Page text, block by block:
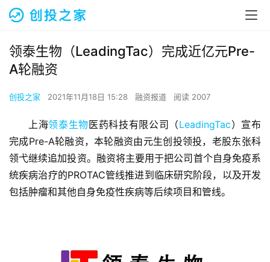
领泰生物（LeadingTac）完成近亿元Pre-
A轮融资
创投之家 2021年11月18日 15:28 融资报道 阅读 2007
上海领泰生物医药科技有限公司（LeadingTac）宣布
完成Pre-A轮融资，本轮融资由元生创投领投，老股东张科
领弋继续追加投资。融资将主要用于把公司首个自身免疫系
统疾病治疗的PROTAC管线推进到临床研究阶段，以及开发
包括肿瘤和其他自身免疫性疾病等后续项目和管线。